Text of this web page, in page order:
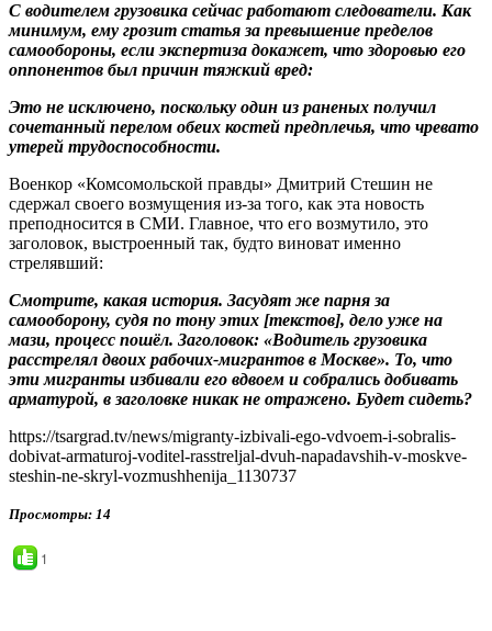
С водителем грузовика сейчас работают следователи. Как
минимум, ему грозит статья за превышение пределов
самообороны, если экспертиза докажет, что здоровью его
оппонентов был причин тяжкий вред:
Это не исключено, поскольку один из раненых получил
сочетанный перелом обеих костей предплечья, что чревато
утерей трудоспособности.
Военкор «Комсомольской правды» Дмитрий Стешин не
сдержал своего возмущения из-за того, как эта новость
преподносится в СМИ. Главное, что его возмутило, это
заголовок, выстроенный так, будто виноват именно
стрелявший:
Смотрите, какая история. Засудят же парня за
самооборону, судя по тону этих [текстов], дело уже на
мази, процесс пошёл. Заголовок: «Водитель грузовика
расстрелял двоих рабочих-мигрантов в Москве». То, что
эти мигранты избивали его вдвоем и собрались добивать
арматурой, в заголовке никак не отражено. Будет сидеть?
https://tsargrad.tv/news/migranty-izbivali-ego-vdvoem-i-sobralis-
dobivat-armaturoj-voditel-rasstreljal-dvuh-napadavshih-v-moskve-
steshin-ne-skryl-vozmushhenija_1130737
Просмотры: 14
1